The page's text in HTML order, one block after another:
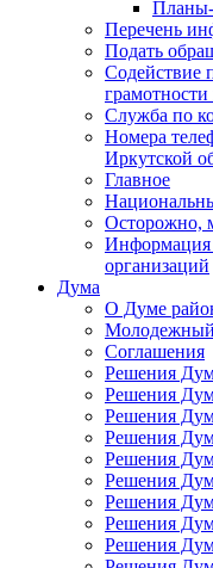
Планы-
Перечень
Подать
Содействие
грамотности
Служба по
Номера
Иркутской
Главное
Осторожно,
Информация
организаций
Дума
О Думе
Соглашения
Решения
Решения
Решения
Решения
Решения
Решения
Решения
Решения
Решения